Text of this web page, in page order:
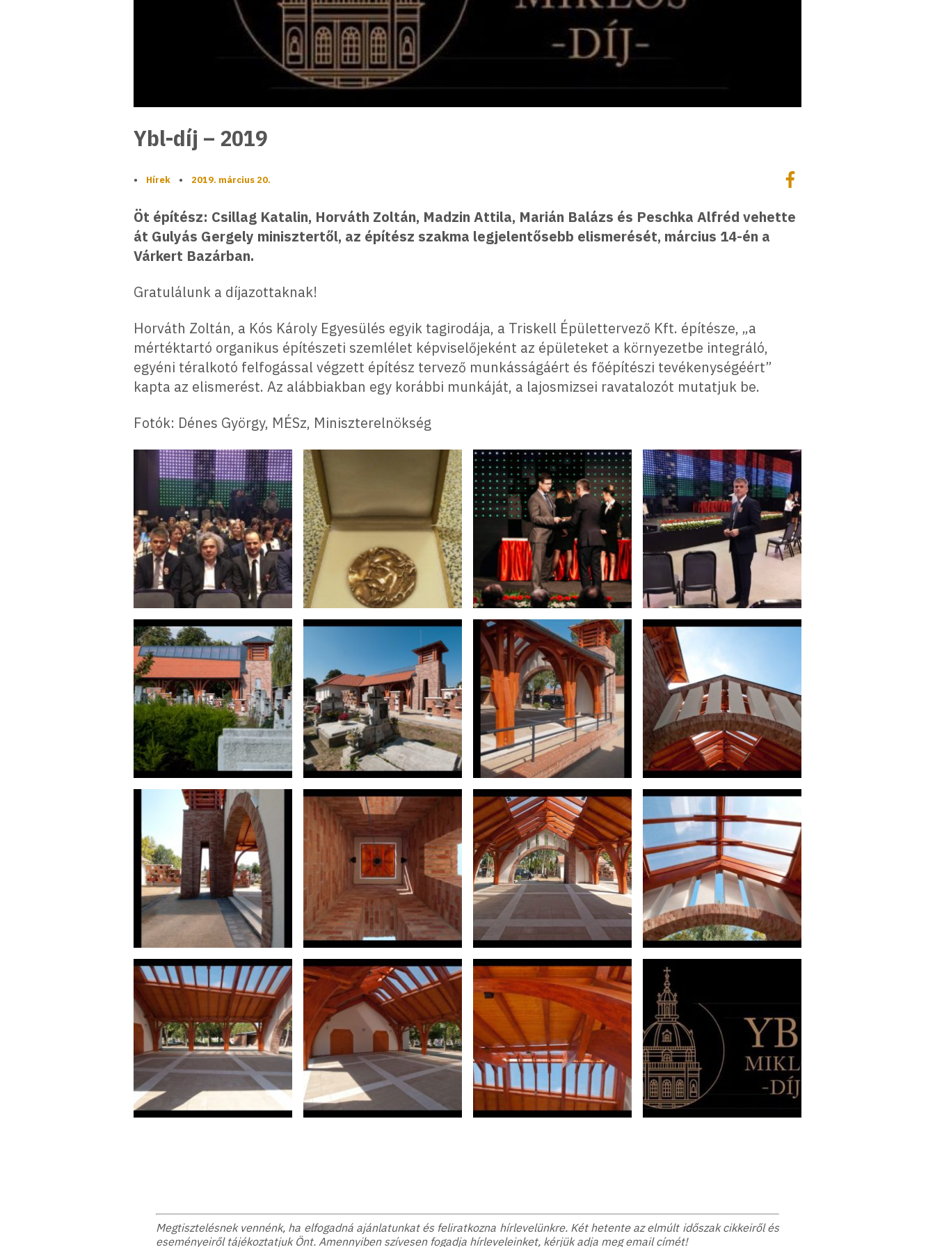
Ybl-díj – 2019
• Hírek • 2019. március 20.
Megosztás
Megosztás Facebookon
Öt építész: Csillag Katalin, Horváth Zoltán, Madzin Attila, Marián Balázs és Peschka Alfréd vehette
át Gulyás Gergely minisztertől, az építész szakma legjelentősebb elismerését, március 14-én a
Várkert Bazárban.
Gratulálunk a díjazottaknak!
Horváth Zoltán, a Kós Károly Egyesülés egyik tagirodája, a Triskell Épülettervező Kft. építésze, „a
mértéktartó organikus építészeti szemlélet képviselőjeként az épületeket a környezetbe integráló,
egyéni téralkotó felfogással végzett építész tervező munkásságáért és főépítészi tevékenységéért”
kapta az elismerést. Az alábbiakban egy korábbi munkáját, a lajosmizsei ravatalozót mutatjuk be.
Fotók: Dénes György, MÉSz, Miniszterelnökség
Megtisztelésnek vennénk, ha elfogadná ajánlatunkat és feliratkozna hírlevelünkre. Két hetente az elmúlt időszak cikkeiről és
eseményeiről tájékoztatjuk Önt. Amennyiben szívesen fogadja hírleveleinket, kérjük adja meg email címét!